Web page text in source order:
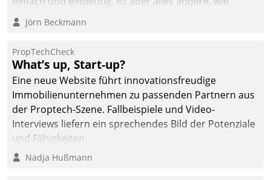
Branchenbeschäftigte wissen. Denn mit der
Verantwortung folgen Verpflichtungen.
Jörn Beckmann
PropTechCheck
What’s up, Start-up?
Eine neue Website führt innovationsfreudige
Immobilienunternehmen zu passenden Partnern aus
der Proptech-Szene. Fallbeispiele und Video-
Interviews liefern ein sprechendes Bild der Potenziale
und Fähigkeiten.
Nadja Hußmann